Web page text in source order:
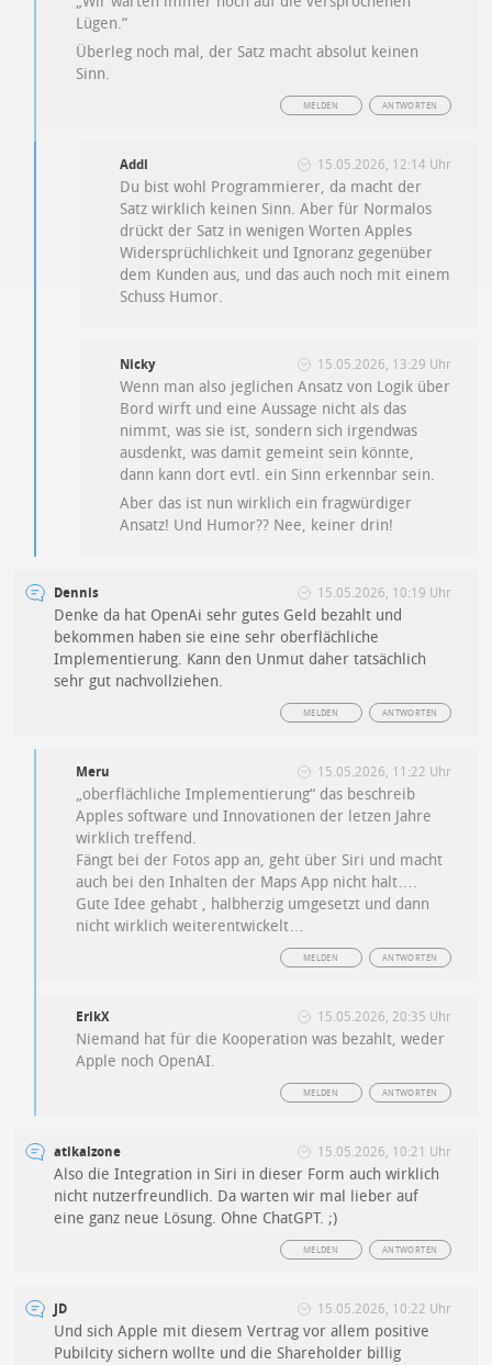
Lügen.“
Überleg noch mal, der Satz macht absolut keinen
Sinn.
ANTWORTEN
MELDEN
Addi 15.05.2026, 12:14 Uhr
Du bist wohl Programmierer, da macht der
Satz wirklich keinen Sinn. Aber für Normalos
drückt der Satz in wenigen Worten Apples
Widersprüchlichkeit und Ignoranz gegenüber
dem Kunden aus, und das auch noch mit einem
Schuss Humor.
Nicky 15.05.2026, 13:29 Uhr
Wenn man also jeglichen Ansatz von Logik über
Bord wirft und eine Aussage nicht als das
nimmt, was sie ist, sondern sich irgendwas
ausdenkt, was damit gemeint sein könnte,
dann kann dort evtl. ein Sinn erkennbar sein.
Aber das ist nun wirklich ein fragwürdiger
Ansatz! Und Humor?? Nee, keiner drin!
Dennis 15.05.2026, 10:19 Uhr
Denke da hat OpenAi sehr gutes Geld bezahlt und
bekommen haben sie eine sehr oberflächliche
Implementierung. Kann den Unmut daher tatsächlich
sehr gut nachvollziehen.
ANTWORTEN
MELDEN
Meru 15.05.2026, 11:22 Uhr
„oberflächliche Implementierung“ das beschreib
Apples software und Innovationen der letzen Jahre
wirklich treffend.
Fängt bei der Fotos app an, geht über Siri und macht
auch bei den Inhalten der Maps App nicht halt….
Gute Idee gehabt , halbherzig umgesetzt und dann
nicht wirklich weiterentwickelt…
ANTWORTEN
MELDEN
ErikX 15.05.2026, 20:35 Uhr
Niemand hat für die Kooperation was bezahlt, weder
Apple noch OpenAI.
ANTWORTEN
MELDEN
atikalzone 15.05.2026, 10:21 Uhr
Also die Integration in Siri in dieser Form auch wirklich
nicht nutzerfreundlich. Da warten wir mal lieber auf
eine ganz neue Lösung. Ohne ChatGPT. ;)
ANTWORTEN
MELDEN
JD 15.05.2026, 10:22 Uhr
Und sich Apple mit diesem Vertrag vor allem positive
Pubilcity sichern wollte und die Shareholder billig